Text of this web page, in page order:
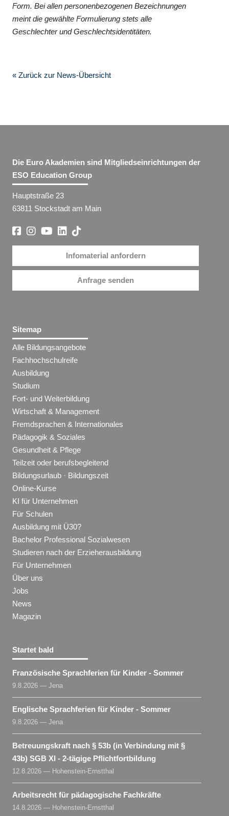
Form. Bei allen personenbezogenen Bezeichnungen
meint die gewählte Formulierung stets alle
Geschlechter und Geschlechtsidentitäten.
« Zurück zur News-Übersicht
Die Euro Akademien sind Mitgliedseinrichtungen der
ESO Education Group
Hauptstraße 23
63811 Stockstadt am Main
Infomaterial anfordern
Anfrage senden
Sitemap
Alle Bildungsangebote
Fachhochschulreife
Ausbildung
Studium
Fort- und Weiterbildung
Wirtschaft & Management
Fremdsprachen & Internationales
Pädagogik & Soziales
Gesundheit & Pflege
Teilzeit oder berufsbegleitend
Bildungsurlaub · Bildungszeit
Online-Kurse
KI für Unternehmen
Für Schulen
Ausbildung mit Ü30?
Bachelor Professional Sozialwesen
Studieren nach der Erzieherausbildung
Für Unternehmen
Über uns
Jobs
News
Magazin
Startet bald
Französische Sprachferien für Kinder - Sommer
9.8.2026 — Jena
Englische Sprachferien für Kinder - Sommer
9.8.2026 — Jena
Betreuungskraft nach § 53b (in Verbindung mit §
43b) SGB XI - 2-tägige Pflichtfortbildung
12.8.2026 — Hohenstein-Ernstthal
Arbeitsrecht für pädagogische Fachkräfte
14.8.2026 — Hohenstein-Ernstthal